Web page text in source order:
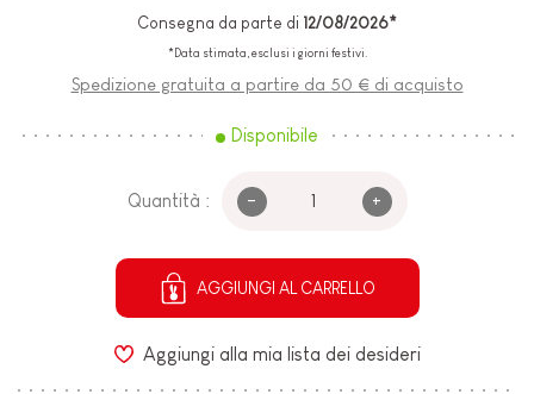
Consegna da parte di 12/08/2026*
*Data stimata, esclusi i giorni festivi.
Spedizione gratuita a partire da 50 € di acquisto
Disponibile
Quantità : - +
AGGIUNGI AL CARRELLO
Aggiungi alla mia lista dei desideri